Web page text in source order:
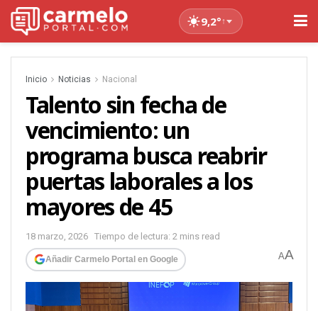
9,2°↑
Inicio Noticias Nacional
Talento sin fecha de
vencimiento: un
programa busca reabrir
puertas laborales a los
mayores de 45
18 marzo, 2026 Tiempo de lectura: 2 mins read
Añadir Carmelo Portal en Google AA